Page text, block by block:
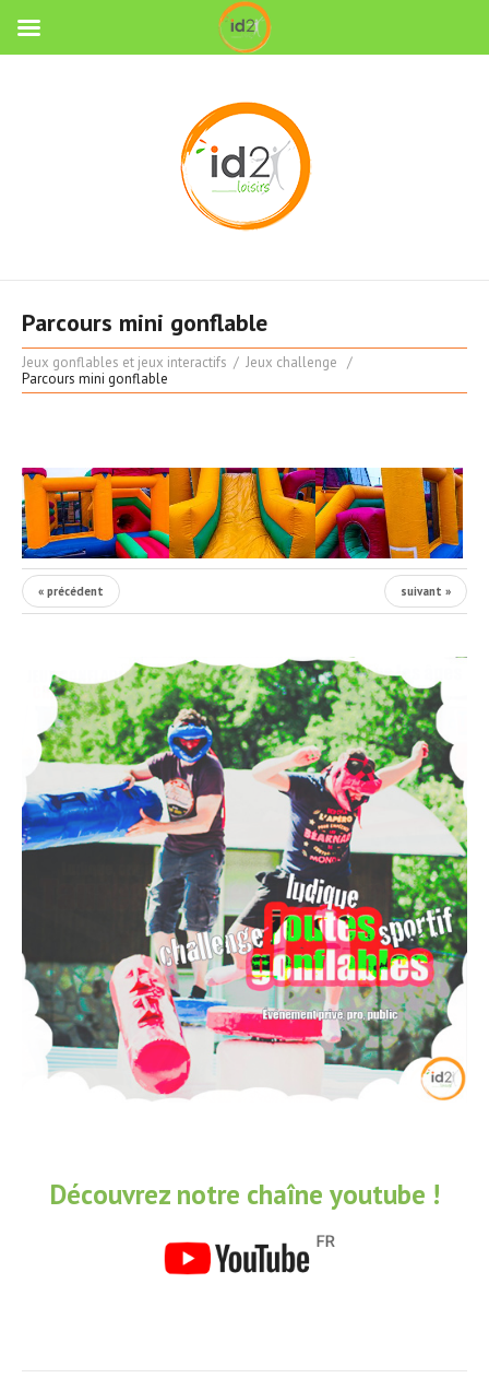
Parcours mini gonflable
Jeux gonflables et jeux interactifs
Jeux challenge
Parcours mini gonflable
« précédent suivant »
Découvrez notre chaîne youtube !